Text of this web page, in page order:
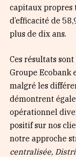
capitaux propres
d’efficacité de
plus de dix ans.
Ces résultats
Groupe Ecobank
malgré les
démontrent
opérationnel
positif sur nos
notre approche
centralisée,